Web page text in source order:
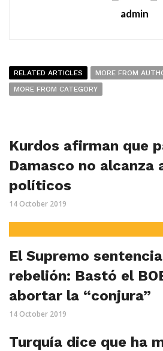
admin
RELATED ARTICLES
MORE FROM
MORE FROM CATEGORY
Kurdos afirman que
Damasco no alcanza
políticos
14 October 2019
El Supremo
rebelión: Bastó el
abortar la “conjura”
14 October 2019
Turquía dice que ha